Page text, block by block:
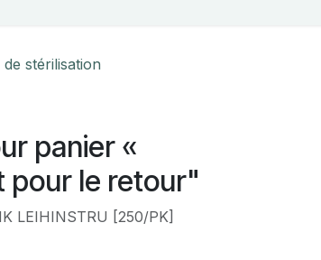
stérilisation
panier «
pour le retour"
LEIHINSTRU [250/PK]